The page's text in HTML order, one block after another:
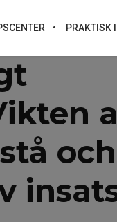
PRAKTISK
och